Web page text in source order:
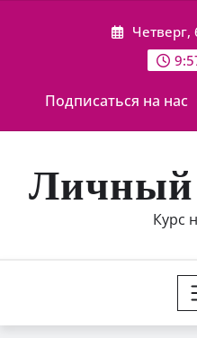
Четверг,
Подписаться на нас
Личный
Курс